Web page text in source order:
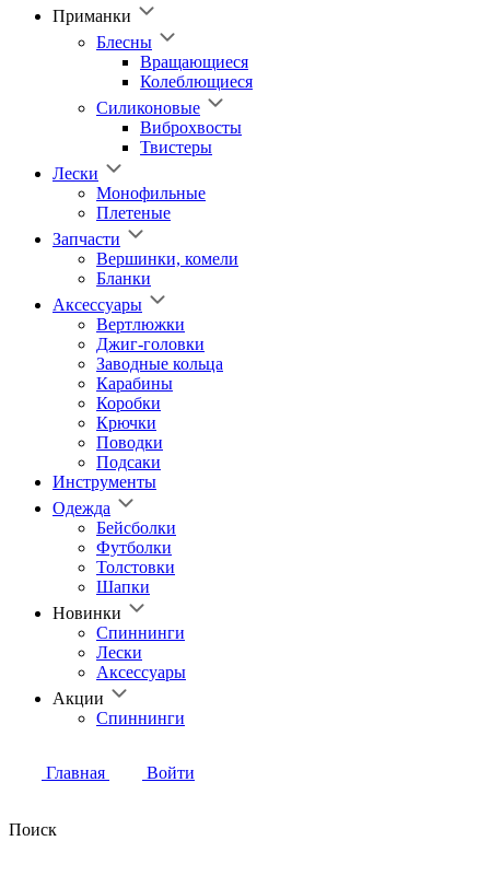
Приманки
Блесны
Вращающиеся
Колеблющиеся
Силиконовые
Виброхвосты
Твистеры
Лески
Монофильные
Плетеные
Запчасти
Вершинки, комели
Бланки
Аксессуары
Вертлюжки
Джиг-головки
Заводные кольца
Карабины
Коробки
Крючки
Поводки
Подсаки
Инструменты
Одежда
Бейсболки
Футболки
Толстовки
Шапки
Новинки
Спиннинги
Лески
Аксессуары
Акции
Спиннинги
Главная Войти
Поиск